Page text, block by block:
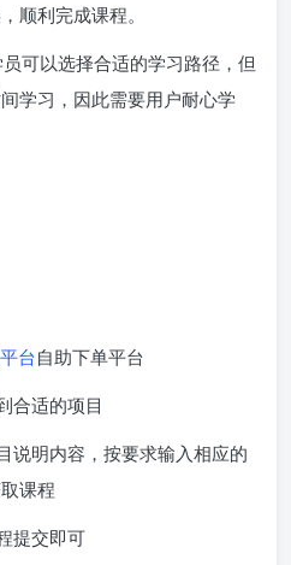
顺利完成课程。
可以选择合适的学习路径，但
学习，因此需要用户耐心学
台自助下单平台
合适的项目
说明内容，按要求输入相应的
课程
提交即可